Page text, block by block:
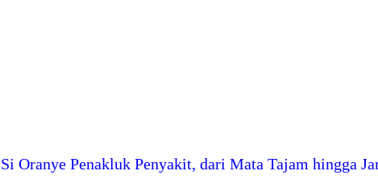
Si Oranye Penakluk Penyakit, dari Mata Tajam hingga